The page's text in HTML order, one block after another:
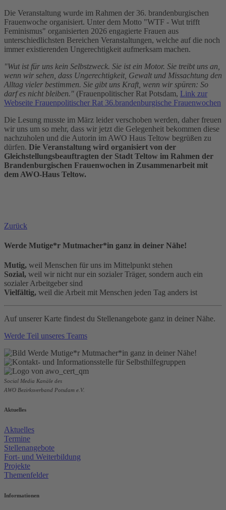
Die Veranstaltung wurde im Rahmen der 36. brandenburgischen
Frauenwoche organisiert. Unter dem Motto "WTF - Wut trifft
Feminismus" organisierten 2026 engagierte Frauen aus
unterschiedlichsten Bereichen Veranstaltungen, welche auf die noch
immer existierenden Ungerechtigkeit aufmerksam machen.
"Wut ist für uns kein Selbstzweck. Sie ist ein Motor. Sie treibt uns an,
wenn wir sehen, dass Ungerechtigkeit, Gewalt und Missachtung den
Alltag vieler bestimmen. Sie gibt uns Kraft, wenn wir spüren: So
darf es nicht bleiben." (Frauenpolitischer Rat Potsdam, Link zur
Webseite Frauenpolitischer Rat 36.brandenburgische Frauenwochen
Die Lesung musste im März leider verschoben werden, daher freuen
wir uns um so mehr, dass wir jetzt die Gelegenheit bekommen diese
nachzuholen und die Autorin im AWO Haus Teltow begrüßen zu
dürfen. Die Veranstaltung wird organisiert von der
Gleichstellungsbeauftragten der Stadt Teltow im Rahmen der
Brandenburgischen Frauenwochen in Zusammenarbeit mit
dem AWO-Haus Teltow.
Zurück
Werde Mutige*r Mutmacher*in ganz in deiner Nähe!
Mutig, weil Menschen für uns im Mittelpunkt stehen
Sozial, weil wir nicht nur ein sozialer Träger, sondern auch ein
sozialer Arbeitgeber sind
Vielfältig, weil die Arbeit mit Menschen jeden Tag anders ist
Auf unserer Karte findest du Stellenangebote ganz in deiner Nähe.
Werde Teil unseres Teams
Social Media Kanäle des
AWO Bezirksverband Potsdam e.V.
Aktuelles
Aktuelles
Termine
Stellenangebote
Fort- und Weiterbildung
Projekte
Themenfelder
Informationen